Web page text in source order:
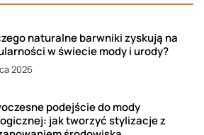
naturalne barwniki zyskują na
w świecie mody i urody?
2026
podejście do mody
jak tworzyć stylizacje z